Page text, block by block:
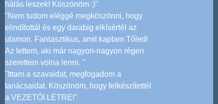
hálás leszek! Köszönöm :)"
"Nem tudom eléggé megköszönni, hogy
elindítottál és egy darabig elkísértél az
utamon. Fantasztikus, amit kaptam Tőled!
Az lettem, aki már nagyon-nagyon régen
szerettem volna lenni. "
"Ittam a szavaidat, megfogadom a
tanácsaidat. Köszönöm, hogy felkészítettél
a VEZETŐI LÉTRE!"